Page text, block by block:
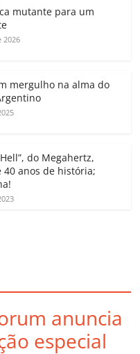
gl
e
a
ss
o
m
y
k
p
h
mutante para um
2026
mergulho na alma do
do Megahertz,
40 anos de história;
anuncia
especial